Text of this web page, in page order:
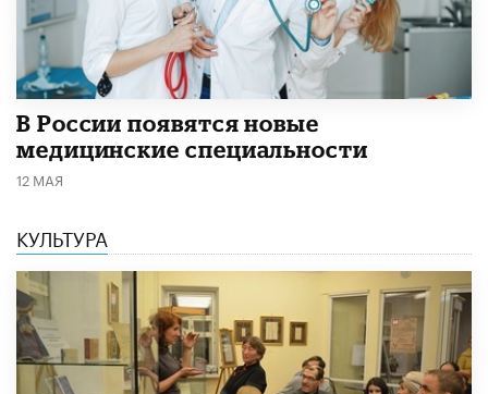
В России появятся новые
медицинские специальности
12 МАЯ
КУЛЬТУРА